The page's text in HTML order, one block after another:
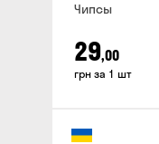
Чипсы
29,00
грн за 1 шт